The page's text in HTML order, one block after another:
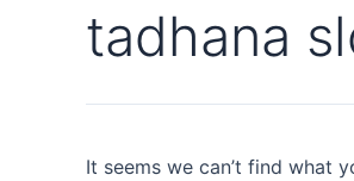
tadhana
It seems we can’t find what